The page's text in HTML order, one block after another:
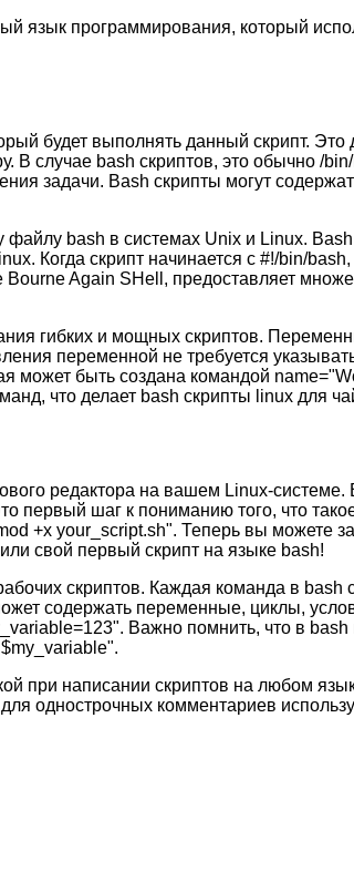
язык программирования, который
будет выполнять данный скрипт.
В случае bash скриптов, это обычно /
задачи. Bash скрипты могут
bash в системах Unix и Linux.
Когда скрипт начинается с #!/bin/
Bourne Again SHell, предоставляет
гибких и мощных скриптов.
переменной не требуется
может быть создана командой
что делает bash скрипты linux для
редактора на вашем Linux-системе.
первый шаг к пониманию того, что
+x your_script.sh". Теперь вы можете
свой первый скрипт на языке bash!
скриптов. Каждая команда в bash
содержать переменные, циклы,
Важно помнить, что в bash
при написании скриптов на любом
однострочных комментариев